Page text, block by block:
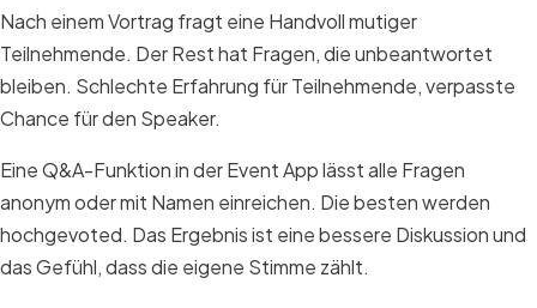
Nach einem Vortrag fragt eine Handvoll mutiger
Teilnehmende. Der Rest hat Fragen, die unbeantwortet
bleiben. Schlechte Erfahrung für Teilnehmende, verpasste
Chance für den Speaker.
Eine Q&A-Funktion in der Event App lässt alle Fragen
anonym oder mit Namen einreichen. Die besten werden
hochgevoted. Das Ergebnis ist eine bessere Diskussion und
das Gefühl, dass die eigene Stimme zählt.